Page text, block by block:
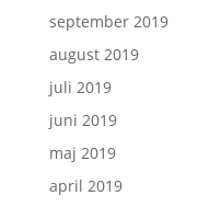
september 2019
august 2019
juli 2019
juni 2019
maj 2019
april 2019